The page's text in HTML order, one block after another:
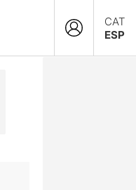
CAT
ESP